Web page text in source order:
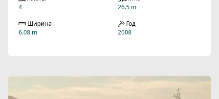
4
26.5 m
Ширина
6.08 m
Год
2008